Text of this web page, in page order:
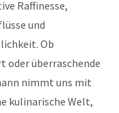
Raffinesse,
und
Ob
oder überraschende
nimmt uns mit
kulinarische Welt,